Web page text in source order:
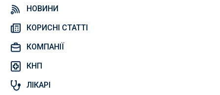
НОВИНИ
КОРИСНІ СТАТТІ
КОМПАНІЇ
КНП
ЛІКАРІ